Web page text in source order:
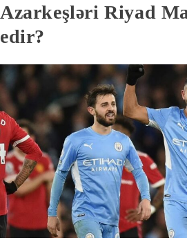
Azarkeşləri Riyad
edir?